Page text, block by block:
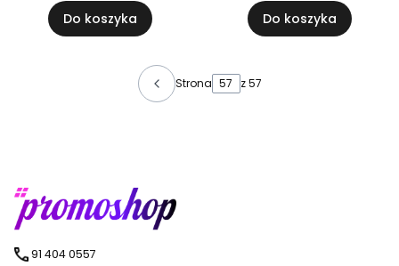
Do koszyka Do koszyka
Strona z 57
91 404 0557